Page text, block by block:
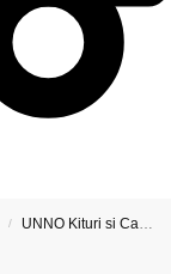
/ UNNO Kituri si Capsule preumplute